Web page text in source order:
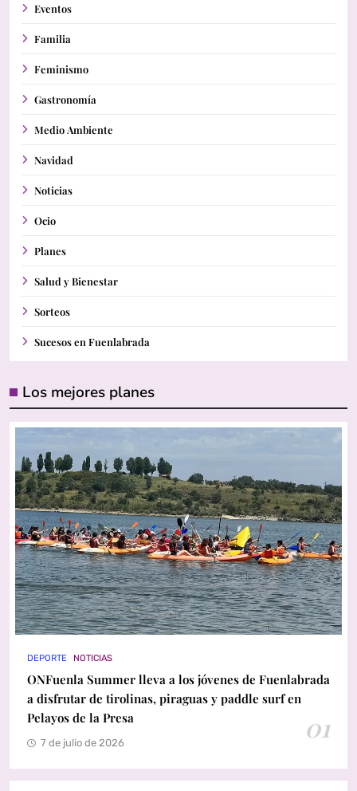
Eventos
Familia
Feminismo
Gastronomía
Medio Ambiente
Navidad
Noticias
Ocio
Planes
Salud y Bienestar
Sorteos
Sucesos en Fuenlabrada
Los mejores planes
DEPORTE NOTICIAS
ONFuenla Summer lleva a los jóvenes de Fuenlabrada
a disfrutar de tirolinas, piraguas y paddle surf en
Pelayos de la Presa
01
7 de julio de 2026